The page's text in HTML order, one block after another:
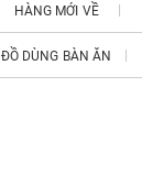
HÀNG MỚI VỀ
ĐỒ DÙNG BÀN ĂN